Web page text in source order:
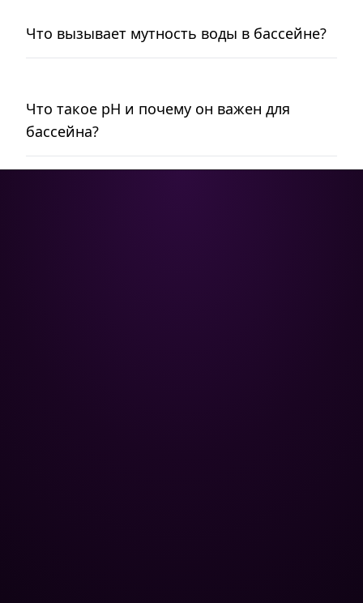
Что вызывает мутность воды в бассейне?
Что такое pH и почему он важен для
бассейна?